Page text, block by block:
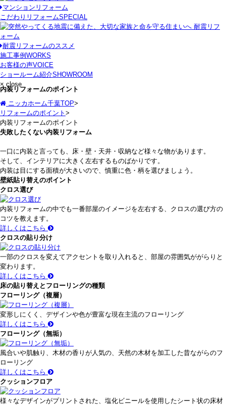
マンションリフォーム
こだわりリフォームSPECIAL
耐震リフォームのススメ
施工事例 WORKS
お客様の声VOICE
ショールーム紹介SHOWROOM
× close
内装リフォームのポイント
ニッカホーム千葉TOP>
リフォームのポイント >
内装リフォームのポイント
失敗したくない内装リフォーム
一口に内装と言っても、床・壁・天井・収納など様々な物があります。
そして、インテリアに大きく左右するものばかりです。
内装は目にする面積が大きいので、慎重に色・柄を選びましょう。
壁紙貼り替えのポイント
クロス選び
内装リフォームの中でも一番部屋のイメージを左右する、クロスの選び方の
コツを教えます。
詳しくはこちら
クロスの貼り分け
一部のクロスを変えてアクセントを取り入れると、部屋の雰囲気ががらりと
変わります。
詳しくはこちら
床の貼り替えとフローリングの種類
フローリング（複層）
変形しにくく、デザインや色が豊富な現在主流のフローリング
詳しくはこちら
フローリング（無垢）
風合いや肌触り、木材の香りが人気の、天然の木材を加工した昔ながらのフ
ローリング
詳しくはこちら
クッションフロア
様々なデザインがプリントされた、塩化ビニールを使用したシート状の床材